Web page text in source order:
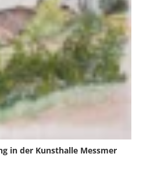
in der Kunsthalle Messmer